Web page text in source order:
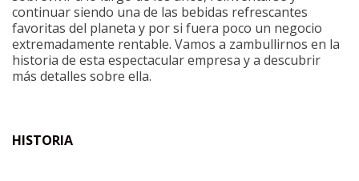
continuar siendo una de las bebidas refrescantes
favoritas del planeta y por si fuera poco un negocio
extremadamente rentable. Vamos a zambullirnos en la
historia de esta espectacular empresa y a descubrir
más detalles sobre ella.
HISTORIA